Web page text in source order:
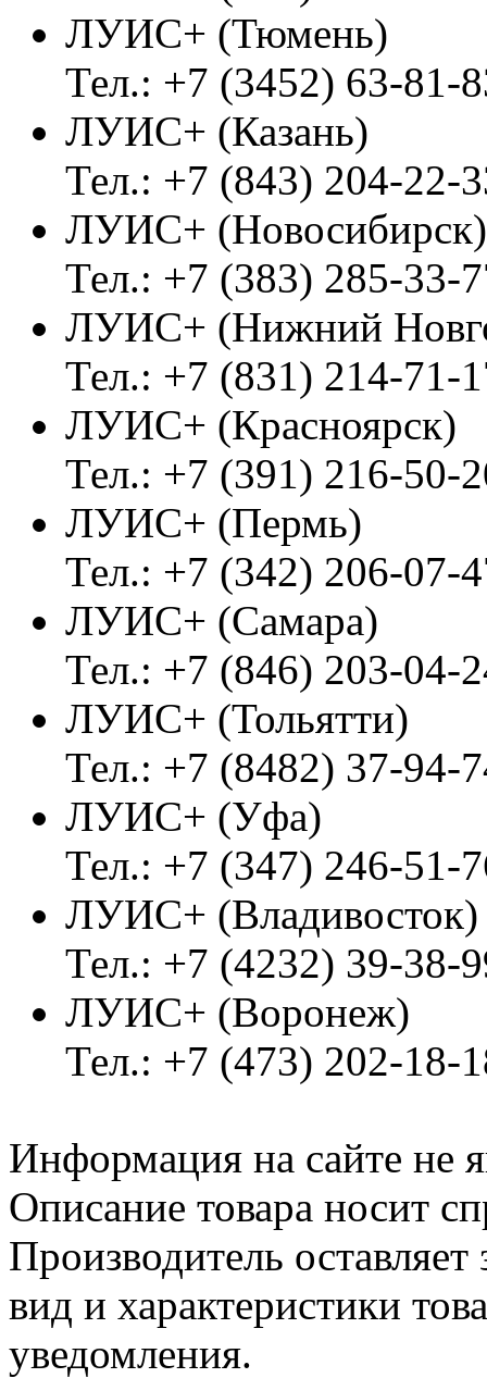
ЛУИС+ (Тюмень)
Тел.: +7 (3452) 63-81-
ЛУИС+ (Казань)
Тел.: +7 (843) 204-22-
ЛУИС+ (Новосибирск)
Тел.: +7 (383) 285-33-
ЛУИС+ (Нижний
Тел.: +7 (831) 214-71-
ЛУИС+ (Красноярск)
Тел.: +7 (391) 216-50-
ЛУИС+ (Пермь)
Тел.: +7 (342) 206-07-
ЛУИС+ (Самара)
Тел.: +7 (846) 203-04-
ЛУИС+ (Тольятти)
Тел.: +7 (8482) 37-94-
ЛУИС+ (Уфа)
Тел.: +7 (347) 246-51-
ЛУИС+
Тел.: +7 (4232) 39-38-
ЛУИС+ (Воронеж)
Тел.: +7 (473) 202-18-
Информация на сайте не
Описание товара носит
Производитель
вид и характеристики
уведомления.